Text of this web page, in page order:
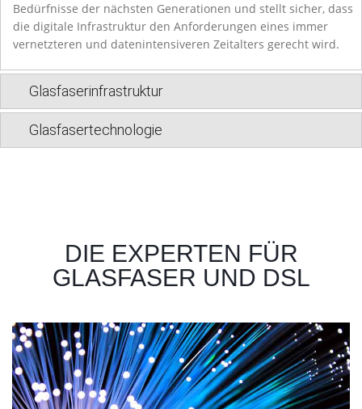
Bedürfnisse der nächsten Generationen und stellt sicher, dass
die digitale Infrastruktur den Anforderungen eines immer
vernetzteren und datenintensiveren Zeitalters gerecht wird.
Glasfaserinfrastruktur
Glasfasertechnologie
DIE EXPERTEN FÜR
GLASFASER UND DSL